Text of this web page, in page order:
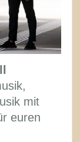
mit
euren